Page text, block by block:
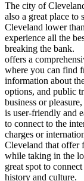
The city of
also a great place to
Cleveland lower
experience all the
breaking the bank.
offers a
where you can find
information about
options, and public
business or
is user-friendly and
to connect to the
charges or
Cleveland that offer
while taking in the
great spot to
history and culture.